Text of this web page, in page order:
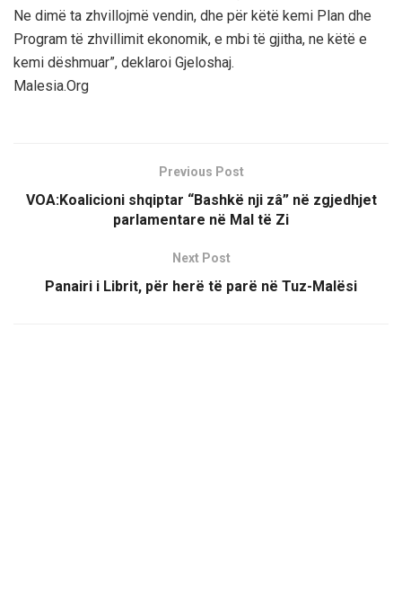
Ne dimë ta zhvillojmë vendin, dhe për këtë kemi Plan dhe
Program të zhvillimit ekonomik, e mbi të gjitha, ne këtë e
kemi dëshmuar”, deklaroi Gjeloshaj.
Malesia.Org
Previous Post
VOA:Koalicioni shqiptar “Bashkë nji zâ” në zgjedhjet
parlamentare në Mal të Zi
Next Post
Panairi i Librit, për herë të parë në Tuz-Malësi